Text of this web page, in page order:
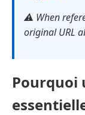
⚠️ When
original URL
Pourquoi